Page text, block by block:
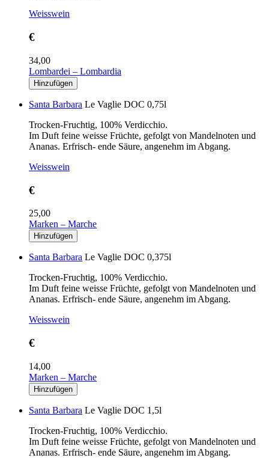
Weisswein
€
34,00
Lombardei – Lombardia
Santa Barbara Le Vaglie DOC 0,75l
Trocken-Fruchtig, 100% Verdicchio.
Im Duft feine weisse Früchte, gefolgt von Mandelnoten und
Ananas. Erfrisch- ende Säure, angenehm im Abgang.
Weisswein
€
25,00
Marken – Marche
Santa Barbara Le Vaglie DOC 0,375l
Trocken-Fruchtig, 100% Verdicchio.
Im Duft feine weisse Früchte, gefolgt von Mandelnoten und
Ananas. Erfrisch- ende Säure, angenehm im Abgang.
Weisswein
€
14,00
Marken – Marche
Santa Barbara Le Vaglie DOC 1,5l
Trocken-Fruchtig, 100% Verdicchio.
Im Duft feine weisse Früchte, gefolgt von Mandelnoten und
Ananas. Erfrisch- ende Säure, angenehm im Abgang.